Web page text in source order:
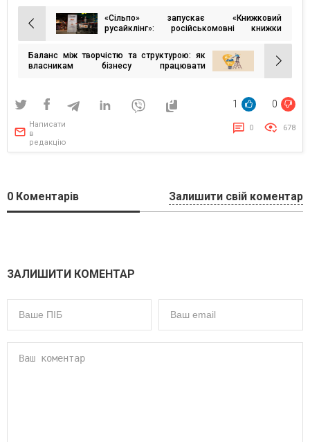
Навігація
записів
«Сільпо» запускає «Книжковий
русайклінг»: російськомовні книжки
Баланс між творчістю та структурою: як
власникам бізнесу працювати
1 0
Написати
в
редакцію
0 678
0 Коментарів Залишити свій коментар
ЗАЛИШИТИ КОМЕНТАР